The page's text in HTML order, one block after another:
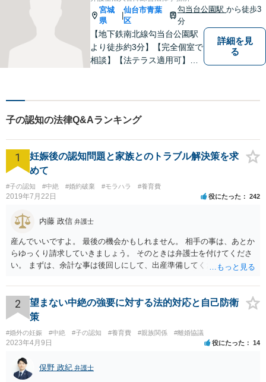
ます。法律問題でお困りの方
はお気軽にご相談ください。
宮城
県
|
仙台市青葉
区
勾当台公園駅から徒歩3
分
【地下鉄南北線勾当台公園駅
より徒歩約3分】【完全個室で
相談】【法テラス適用可】
とともに解決に向けて歩んで
題でお困りの方はお気軽にご
相談ください。
詳細を見
る
子の認知の法律Q&Aランキング
1
妊娠後の認知問題と家族とのトラブル解決策を求
めて
#子の認知 #中絶 #婚約破棄 #モラハラ #養育費
2019年7月22日 役にたった 242
内藤 政信 弁護士
産んでいいですよ。 最後の機会かもしれません。 相手の事は、あとか
らゆっくり請求していきましょう。 そのときは弁護士を付けてくださ
い。 まずは、余計な事は後回しにして、出産準備してください。
2
望まない中絶の強要に対する法的対応と自己防衛
策
#婚外の妊娠 #中絶 #子の認知 #養育費 #親族関係 #離婚協議
2023年4月9日 役にたった 14
俣野 政紀 弁護士